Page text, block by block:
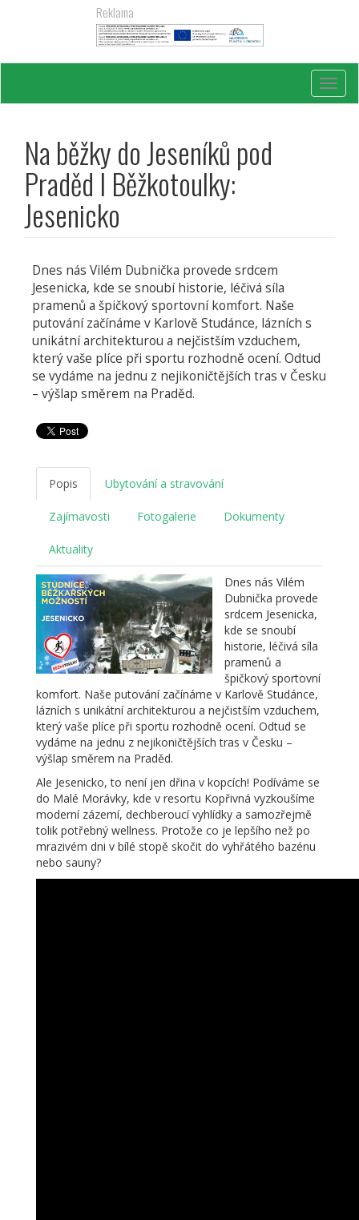
Reklama
Na běžky do Jeseníků pod
Praděd I Běžkotoulky:
Jesenicko
Dnes nás Vilém Dubnička provede srdcem
Jesenicka, kde se snoubí historie, léčivá síla
pramenů a špičkový sportovní komfort. Naše
putování začínáme v Karlově Studánce, lázních s
unikátní architekturou a nejčistším vzduchem,
který vaše plíce při sportu rozhodně ocení. Odtud
se vydáme na jednu z nejikoničtějších tras v Česku
– výšlap směrem na Praděd.
Popis Ubytování a stravování
Zajímavosti Fotogalerie Dokumenty
Aktuality
Dnes nás Vilém
Dubnička provede
srdcem Jesenicka,
kde se snoubí
historie, léčivá síla
pramenů a
špičkový sportovní
komfort. Naše putování začínáme v Karlově Studánce,
lázních s unikátní architekturou a nejčistším vzduchem,
který vaše plíce při sportu rozhodně ocení. Odtud se
vydáme na jednu z nejikoničtějších tras v Česku –
výšlap směrem na Praděd.
Ale Jesenicko, to není jen dřina v kopcích! Podíváme se
do Malé Morávky, kde v resortu Kopřivná vyzkoušíme
moderní zázemí, dechberoucí vyhlídky a samozřejmě
tolik potřebný wellness. Protože co je lepšího než po
mrazivém dni v bílé stopě skočit do vyhřátého bazénu
nebo sauny?